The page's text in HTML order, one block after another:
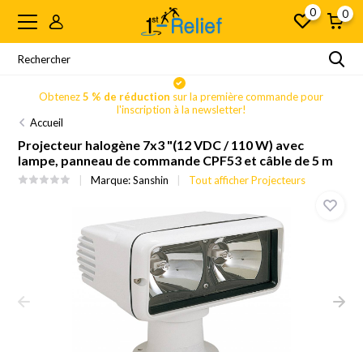
0 0
Obtenez5 % de réduction sur la première commande pour
l'inscription à la newsletter!
Accueil
Projecteur halogène 7x3 "(12 VDC / 110 W) avec
lampe, panneau de commande CPF53 et câble de 5 m
Marque:Sanshin Tout afficher Projecteurs